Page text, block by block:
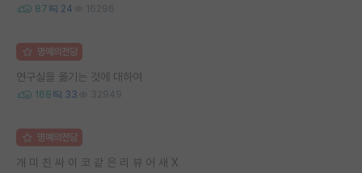
87 24 16296
명예의전당
연구실을 옮기는 것에 대하여
168 33 32949
명예의전당
개 미 친 싸 이 코 같 은 리 뷰 어 새 X